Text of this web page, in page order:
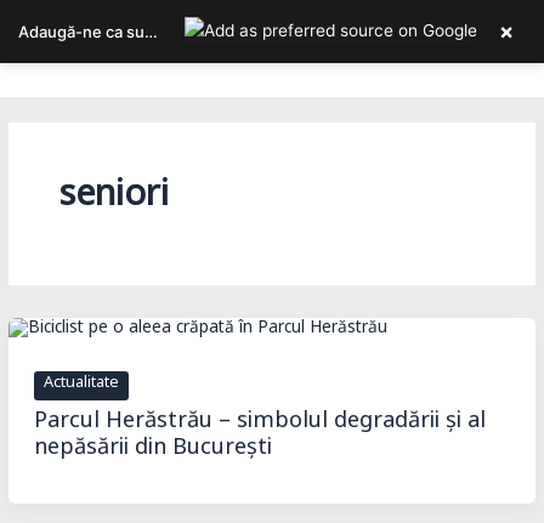
content
seniori
Actualitate
Parcul Herăstrău – simbolul degradării și al
nepăsării din București
Adaugă-ne ca sursa ta preferată pe Google ×